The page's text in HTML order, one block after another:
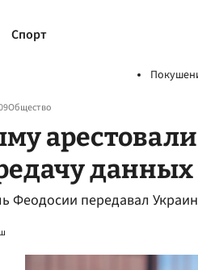
Спорт
Общество
Феодосии передавал